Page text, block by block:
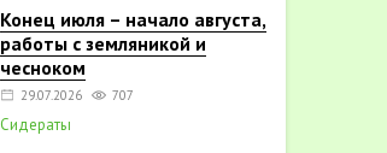
Конец июля – начало августа,
работы с земляникой и
чесноком
29.07.2026 707
Сидераты